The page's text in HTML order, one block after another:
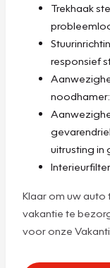
Trekhaak
responsief
uitrusting in
Klaar om uw
vakantie te
voor onze